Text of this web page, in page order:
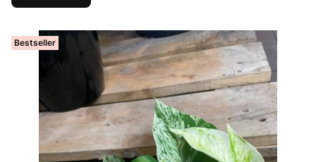
Bestseller